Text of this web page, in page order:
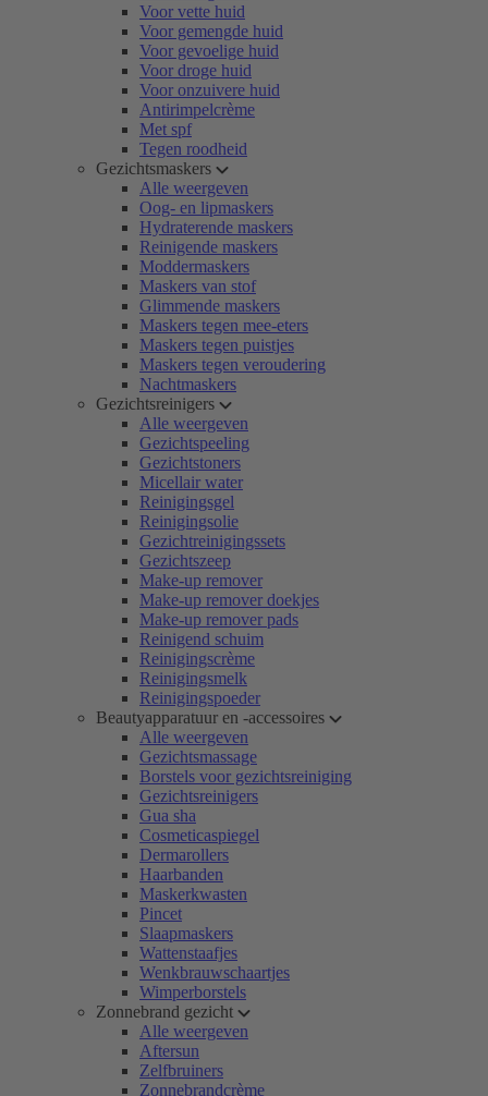
Voor vette huid
Voor gemengde huid
Voor gevoelige huid
Voor droge huid
Voor onzuivere huid
Antirimpelcrème
Met spf
Tegen roodheid
Gezichtsmaskers
Alle weergeven
Oog- en lipmaskers
Hydraterende maskers
Reinigende maskers
Moddermaskers
Maskers van stof
Glimmende maskers
Maskers tegen mee-eters
Maskers tegen puistjes
Maskers tegen veroudering
Nachtmaskers
Gezichtsreinigers
Alle weergeven
Gezichtspeeling
Gezichtstoners
Micellair water
Reinigingsgel
Reinigingsolie
Gezichtreinigingssets
Gezichtszeep
Make-up remover
Make-up remover doekjes
Make-up remover pads
Reinigend schuim
Reinigingscrème
Reinigingsmelk
Reinigingspoeder
Beautyapparatuur en -accessoires
Alle weergeven
Gezichtsmassage
Borstels voor gezichtsreiniging
Gezichtsreinigers
Gua sha
Cosmeticaspiegel
Dermarollers
Haarbanden
Maskerkwasten
Pincet
Slaapmaskers
Wattenstaafjes
Wenkbrauwschaartjes
Wimperborstels
Zonnebrand gezicht
Alle weergeven
Aftersun
Zelfbruiners
Zonnebrandcrème